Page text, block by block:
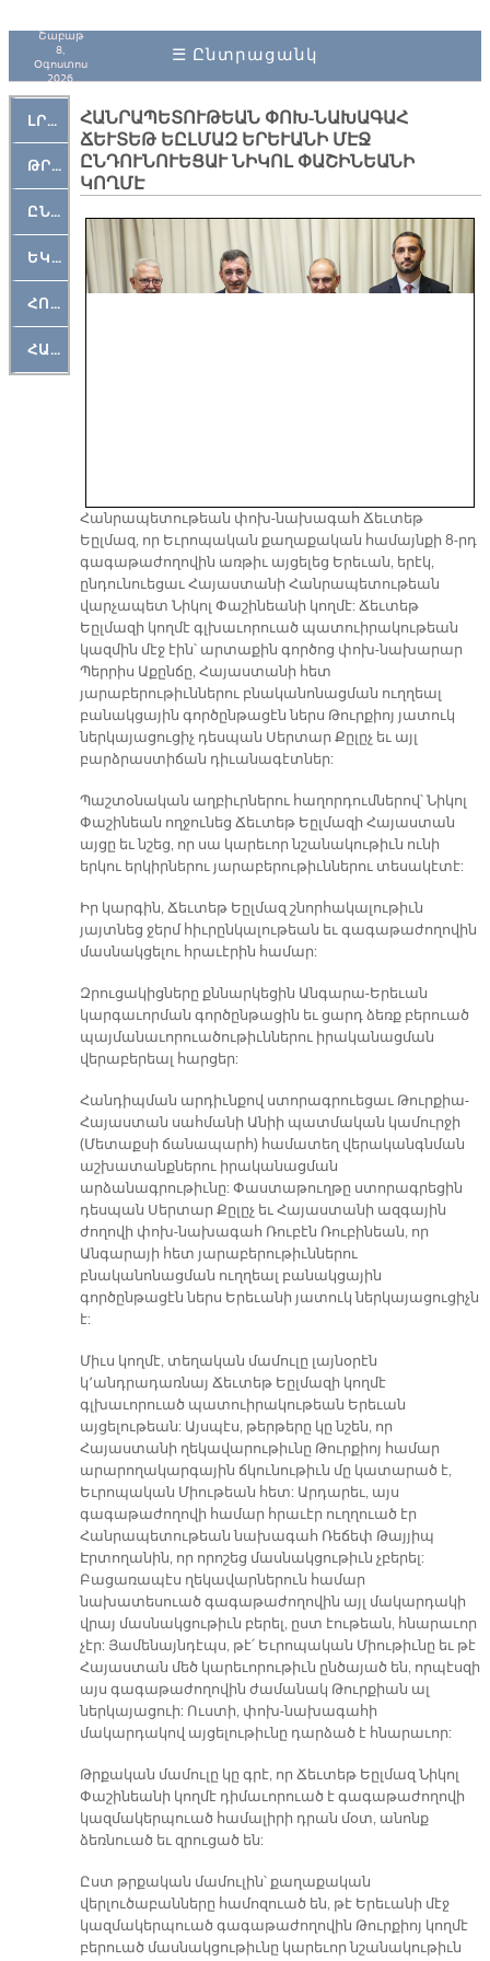
Շաբաթ
8,
Օգոստոս
2026
☰ Ընտրացանկ
ԼՐԱՀՈՍ
ԹՐՔԱՀԱՅ ԿԵԱՆՔ
ԸՆԿԵՐԱՄՇԱԿՈՒԹԱՅԻՆ
ԵԿԵՂԵՑԱԿԱՆ
ՀՈԳԵՄՏԱՒՈՐ
ՀԱՐԹԱԿ
ՀԱՆՐԱՊԵՏՈՒԹԵԱՆ ՓՈԽ-ՆԱԽԱԳԱՀ
ՃԵՒՏԵԹ ԵԸԼՄԱԶ ԵՐԵՒԱՆԻ ՄԷՋ
ԸՆԴՈՒՆՈՒԵՑԱՒ ՆԻԿՈԼ ՓԱՇԻՆԵԱՆԻ
ԿՈՂՄԷ
Հանրապետութեան փոխ-նախագահ Ճեւտեթ
Եըլմազ, որ Եւրոպական քաղաքական համայնքի 8-րդ
գագաթաժողովին առթիւ այցելեց Երեւան, երէկ,
ընդունուեցաւ Հայաստանի Հանրապետութեան
վարչապետ Նիկոլ Փաշինեանի կողմէ: Ճեւտեթ
Եըլմազի կողմէ գլխաւորուած պատուիրակութեան
կազմին մէջ էին՝ արտաքին գործոց փոխ-նախարար
Պերրիս Աքընճը, Հայաստանի հետ
յարաբերութիւններու բնականոնացման ուղղեալ
բանակցային գործընթացէն ներս Թուրքիոյ յատուկ
ներկայացուցիչ դեսպան Սերտար Քըլըչ եւ այլ
բարձրաստիճան դիւանագէտներ:
Պաշտօնական աղբիւրներու հաղորդումներով՝ Նիկոլ
Փաշինեան ողջունեց Ճեւտեթ Եըլմազի Հայաստան
այցը եւ նշեց, որ սա կարեւոր նշանակութիւն ունի
երկու երկիրներու յարաբերութիւններու տեսակէտէ:
Իր կարգին, Ճեւտեթ Եըլմազ շնորհակալութիւն
յայտնեց ջերմ հիւրընկալութեան եւ գագաթաժողովին
մասնակցելու հրաւէրին համար:
Զրուցակիցները քննարկեցին Անգարա-Երեւան
կարգաւորման գործընթացին եւ ցարդ ձեռք բերուած
պայմանաւորուածութիւններու իրականացման
վերաբերեալ հարցեր:
Հանդիպման արդիւնքով ստորագրուեցաւ Թուրքիա-
Հայաստան սահմանի Անիի պատմական կամուրջի
(Մետաքսի ճանապարհ) համատեղ վերականգնման
աշխատանքներու իրականացման
արձանագրութիւնը: Փաստաթուղթը ստորագրեցին
դեսպան Սերտար Քըլըչ եւ Հայաստանի ազգային
ժողովի փոխ-նախագահ Ռուբէն Ռուբինեան, որ
Անգարայի հետ յարաբերութիւններու
բնականոնացման ուղղեալ բանակցային
գործընթացէն ներս Երեւանի յատուկ ներկայացուցիչն
է:
Միւս կողմէ, տեղական մամուլը լայնօրէն
կ՚անդրադառնայ Ճեւտեթ Եըլմազի կողմէ
գլխաւորուած պատուիրակութեան Երեւան
այցելութեան: Այսպէս, թերթերը կը նշեն, որ
Հայաստանի ղեկավարութիւնը Թուրքիոյ համար
արարողակարգային ճկունութիւն մը կատարած է,
Եւրոպական Միութեան հետ: Արդարեւ, այս
գագաթաժողովի համար հրաւէր ուղղուած էր
Հանրապետութեան նախագահ Ռեճեփ Թայյիպ
Էրտողանին, որ որոշեց մասնակցութիւն չբերել:
Բացառապէս ղեկավարներուն համար
նախատեսուած գագաթաժողովին այլ մակարդակի
վրայ մասնակցութիւն բերել, ըստ էութեան, հնարաւոր
չէր: Յամենայնդէպս, թէ՛ Եւրոպական Միութիւնը եւ թէ
Հայաստան մեծ կարեւորութիւն ընծայած են, որպէսզի
այս գագաթաժողովին ժամանակ Թուրքիան ալ
ներկայացուի: Ուստի, փոխ-նախագահի
մակարդակով այցելութիւնը դարձած է հնարաւոր:
Թրքական մամուլը կը գրէ, որ Ճեւտեթ Եըլմազ Նիկոլ
Փաշինեանի կողմէ դիմաւորուած է գագաթաժողովի
կազմակերպուած համալիրի դրան մօտ, անոնք
ձեռնուած եւ զրուցած են:
Ըստ թրքական մամուլին՝ քաղաքական
վերլուծաբանները համոզուած են, թէ Երեւանի մէջ
կազմակերպուած գագաթաժողովին Թուրքիոյ կողմէ
բերուած մասնակցութիւնը կարեւոր նշանակութիւն